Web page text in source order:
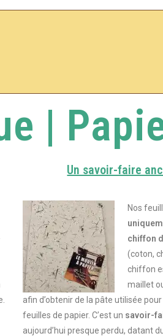
|
Un savoir-faire
Nos
chiffon
(coton,
chiffon
maillet
afin d’obtenir de la pâte utilisée
feuilles de papier. C’est un savoir-
aujourd’hui presque perdu, datant